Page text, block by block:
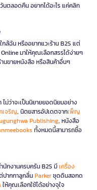
ตลอดคืน อยากได้อะไร แค่คลิก
ล้ฉัน หรืออยากแวะร้าน B2S แต่
Online มาให้คุณเลือกสรรได้ง่ายๆ
นขายหนังสือ หรือสินค้าอื่นๆ
ม่ว่าจะเป็นนิยายยอดนิยมอย่าง
เจริญ, นิตยสารอัปเดตจากเพ็ญ
Publishing, หนังสือ
ทั้งหมดนี้สามารถซื้อ
กงานครบครัน B2S มีเครื่อง
ปากกาลูกลื่นParkerชุดดินสอกด
ให้คุณเลือกใช้ได้อย่างจุใจ